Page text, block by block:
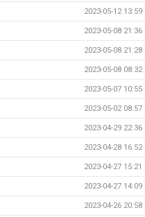
2023-05-12 13:59
2023-05-08 21:36
2023-05-08 21:28
2023-05-08 08:32
2023-05-07 10:55
2023-05-02 08:57
2023-04-29 22:36
2023-04-28 16:52
2023-04-27 15:21
2023-04-27 14:09
2023-04-26 20:58